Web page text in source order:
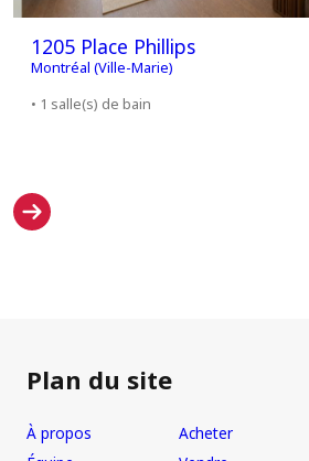
1205 Place Phillips
Montréal (Ville-Marie)
• 1 salle(s) de bain
Plan du site
À propos
Acheter